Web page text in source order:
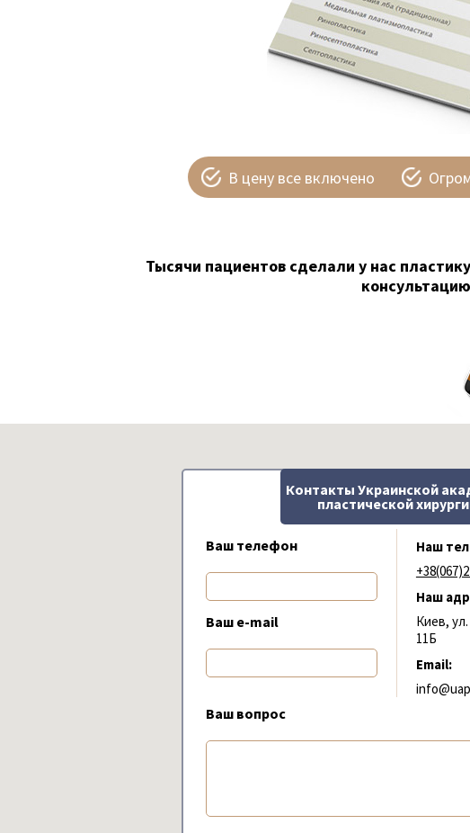
В цену все включено
Тысячи пациентов сделали у нас
Контакты Украинской
пластической
Наш
Наш
Киев,
11Б
Email:
Ваш телефон
Ваш e-mail
Ваш вопрос